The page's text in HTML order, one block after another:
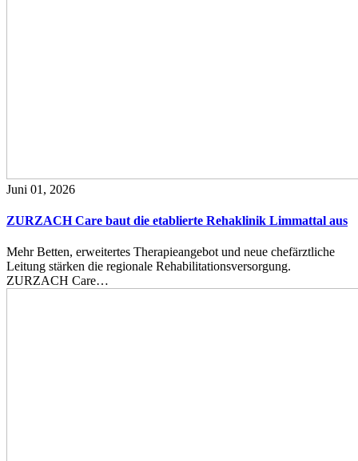
Juni 01, 2026
ZURZACH Care baut die etablierte Rehaklinik Limmattal aus
Mehr Betten, erweitertes Therapieangebot und neue chefärztliche
Leitung stärken die regionale Rehabilitationsversorgung.
ZURZACH Care…